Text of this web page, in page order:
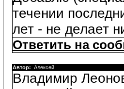
течении
лет - не делает
Ответить на
Автор: Алексей
Владимир